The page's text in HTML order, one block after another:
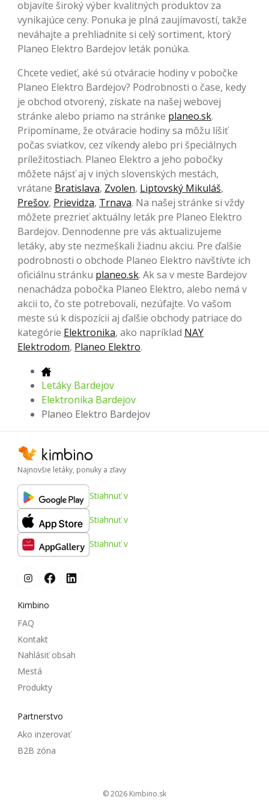
objavíte široký výber kvalitných produktov za
vynikajúce ceny. Ponuka je plná zaujímavostí, takže
neváhajte a prehliadnite si celý sortiment, ktorý
Planeo Elektro Bardejov leták ponúka.
Chcete vedieť, aké sú otváracie hodiny v pobočke
Planeo Elektro Bardejov? Podrobnosti o čase, kedy
je obchod otvorený, získate na našej webovej
stránke alebo priamo na stránke planeo.sk.
Pripomíname, že otváracie hodiny sa môžu líšiť
počas sviatkov, cez víkendy alebo pri špeciálnych
príležitostiach. Planeo Elektro a jeho pobočky
môžete nájsť aj v iných slovenských mestách,
vrátane Bratislava, Zvolen, Liptovský Mikuláš,
Prešov, Prievidza, Trnava. Na našej stránke si vždy
môžete prezrieť aktuálny leták pre Planeo Elektro
Bardejov. Dennodenne pre vás aktualizujeme
letáky, aby ste nezmeškali žiadnu akciu. Pre ďalšie
podrobnosti o obchode Planeo Elektro navštívte ich
oficiálnu stránku planeo.sk. Ak sa v meste Bardejov
nenachádza pobočka Planeo Elektro, alebo nemá v
akcii to, čo ste potrebovali, nezúfajte. Vo vašom
meste sú k dispozícii aj ďalšie obchody patriace do
kategórie Elektronika, ako napríklad NAY
Elektrodom, Planeo Elektro.
Letáky Bardejov
Elektronika Bardejov
Planeo Elektro Bardejov
Najnovšie letáky, ponuky a zľavy
Stiahnuť v
Stiahnuť v
Stiahnuť v
Kimbino
FAQ
Kontakt
Nahlásiť obsah
Mestá
Produkty
Partnerstvo
Ako inzerovať
B2B zóna
© 2026 kimbino.sk